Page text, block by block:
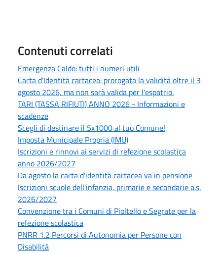
Contenuti correlati
Emergenza Caldo: tutti i numeri utili
Carta d'Identità cartacea: prorogata la validità oltre il 3
agosto 2026, ma non sarà valida per l'espatrio.
TARI (TASSA RIFIUTI) ANNO 2026 - Informazioni e
scadenze
Scegli di destinare il 5x1000 al tuo Comune!
Imposta Municipale Propria (IMU)
Iscrizioni e rinnovi ai servizi di refezione scolastica
anno 2026/2027
Da agosto la carta d'identità cartacea va in pensione
Iscrizioni scuole dell'infanzia, primarie e secondarie a.s.
2026/2027
Convenzione tra i Comuni di Pioltello e Segrate per la
refezione scolastica
PNRR 1.2 Percorsi di Autonomia per Persone con
Disabilità